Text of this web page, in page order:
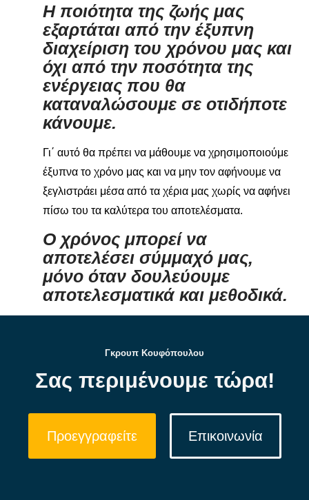
Η ποιότητα της ζωής μας
εξαρτάται από την έξυπνη
διαχείριση του χρόνου μας και
όχι από την ποσότητα της
ενέργειας που θα
καταναλώσουμε σε οτιδήποτε
κάνουμε.
Γι΄ αυτό θα πρέπει να μάθουμε να χρησιμοποιούμε
έξυπνα το χρόνο μας και να μην τον αφήνουμε να
ξεγλιστράει μέσα από τα χέρια μας χωρίς να αφήνει
πίσω του τα καλύτερα του αποτελέσματα.
Ο χρόνος μπορεί να
αποτελέσει σύμμαχό μας,
μόνο όταν δουλεύουμε
αποτελεσματικά και μεθοδικά.
Γκρουπ Κουφόπουλου
Σας περιμένουμε τώρα!
Προεγγραφείτε Επικοινωνία